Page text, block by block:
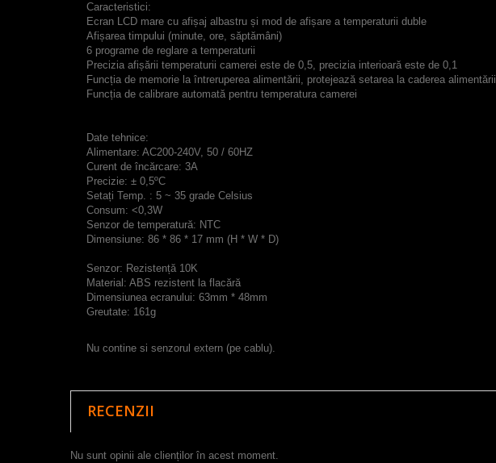
Caracteristici:
Ecran LCD mare cu afișaj albastru și mod de afișare a temperaturii duble
Afișarea timpului (minute, ore, săptămâni)
6 programe de reglare a temperaturii
Precizia afișării temperaturii camerei este de 0,5, precizia interioară este de 0,1
Funcția de memorie la întreruperea alimentării, protejează setarea la caderea alimentării
Funcția de calibrare automată pentru temperatura camerei
Date tehnice:
Alimentare: AC200-240V, 50 / 60HZ
Curent de încărcare: 3A
Precizie: ± 0,5ºC
Setați Temp. : 5 ~ 35 grade Celsius
Consum: <0,3W
Senzor de temperatură: NTC
Dimensiune: 86 * 86 * 17 mm (H * W * D)
Senzor: Rezistență 10K
Material: ABS rezistent la flacără
Dimensiunea ecranului: 63mm * 48mm
Greutate: 161g
Nu contine si senzorul extern (pe cablu).
RECENZII
Nu sunt opinii ale clienților în acest moment.